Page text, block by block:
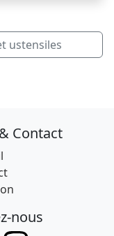
ustensiles
Contact
nous